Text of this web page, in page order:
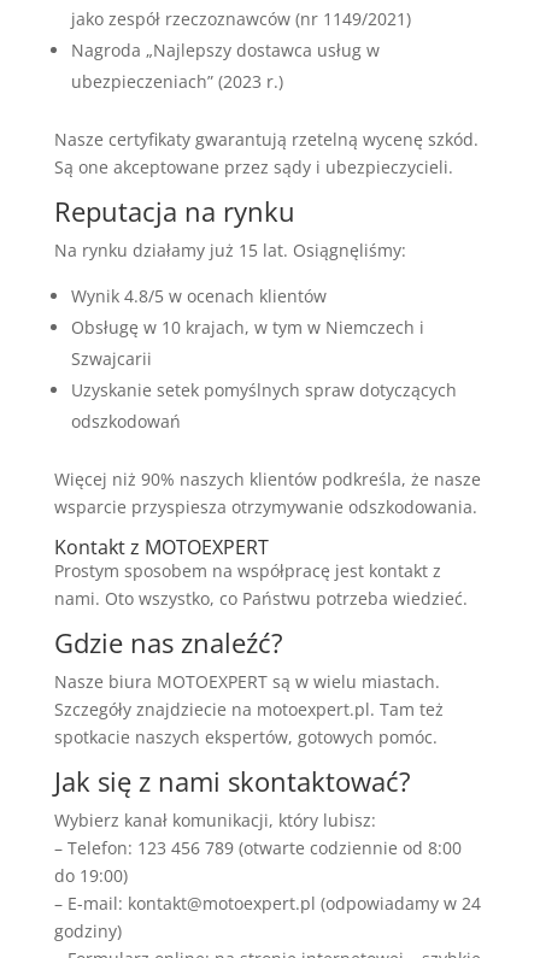
jako zespół rzeczoznawców (nr 1149/2021)
Nagroda „Najlepszy dostawca usług w
ubezpieczeniach” (2023 r.)
Nasze certyfikaty gwarantują rzetelną wycenę szkód.
Są one akceptowane przez sądy i ubezpieczycieli.
Reputacja na rynku
Na rynku działamy już 15 lat. Osiągnęliśmy:
Wynik 4.8/5 w ocenach klientów
Obsługę w 10 krajach, w tym w Niemczech i
Szwajcarii
Uzyskanie setek pomyślnych spraw dotyczących
odszkodowań
Więcej niż 90% naszych klientów podkreśla, że nasze
wsparcie przyspiesza otrzymywanie odszkodowania.
Kontakt z MOTOEXPERT
Prostym sposobem na współpracę jest kontakt z
nami. Oto wszystko, co Państwu potrzeba wiedzieć.
Gdzie nas znaleźć?
Nasze biura MOTOEXPERT są w wielu miastach.
Szczegóły znajdziecie na motoexpert.pl. Tam też
spotkacie naszych ekspertów, gotowych pomóc.
Jak się z nami skontaktować?
Wybierz kanał komunikacji, który lubisz:
– Telefon: 123 456 789 (otwarte codziennie od 8:00
do 19:00)
– E-mail: kontakt@motoexpert.pl (odpowiadamy w 24
godziny)